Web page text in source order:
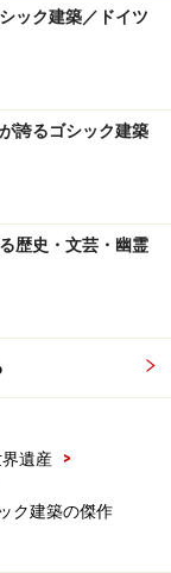
れた。その様式
く減らすこと
倍もの光を取
ご確認くださ
注意を払ってく
次のページへ
ック建築／ドイツ
誇るゴシック建築
歴史・文芸・幽霊
遺産
>
ク建築の傑作